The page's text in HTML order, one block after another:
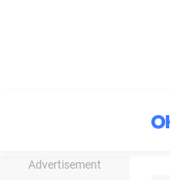
Advertisement